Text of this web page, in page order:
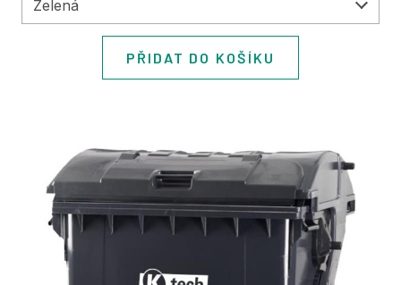
Zelená
PŘIDAT DO KOŠÍKU